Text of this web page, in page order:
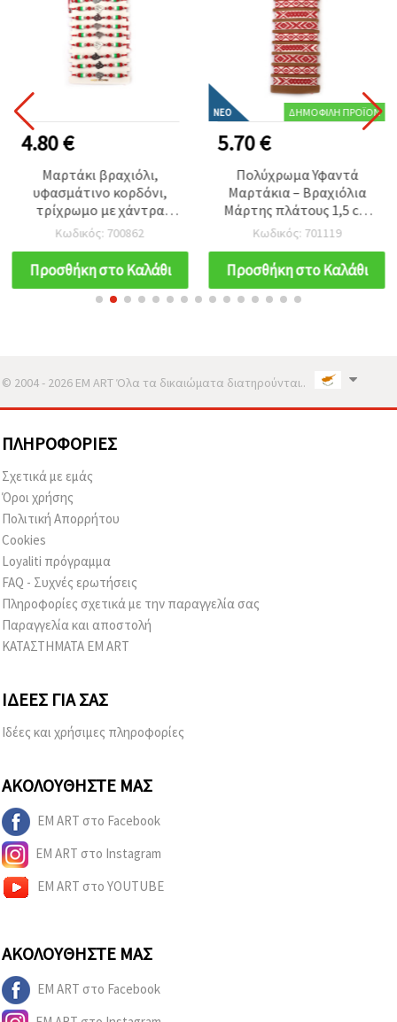
4.80 €
Μαρτάκι βραχιόλι,
υφασμάτινο κορδόνι,
τρίχρωμο με χάντρα
Fimo και ατσάλινο
μενταγιόν ρόδο - 12 τεμ.
Κωδικός: 700862
Προσθήκη στο Καλάθι
ΝΈΟ ΔΗΜΟΦΙΛΉ ΠΡΟΪΌΝ
5.70 €
Πολύχρωμα Υφαντά
Μαρτάκια – Βραχιόλια
Μάρτης πλάτους 1,5 cm
με Παραδοσιακό
Κέντημα – Όμορφα
Συμβολικά Αξεσουάρ, Σετ
12 ασόρτι
Κωδικός: 701119
Προσθήκη στο Καλάθι
© 2004 - 2026 EM ART Όλα τα δικαιώματα διατηρούνται..
ΠΛΗΡΟΦΟΡΊΕΣ
Σχετικά με εμάς
Όροι χρήσης
Πολιτική Απορρήτου
Cookies
Loyaliti πρόγραμμα
FAQ - Συχνές ερωτήσεις
Πληροφορίες σχετικά με την παραγγελία σας
Παραγγελία και αποστολή
ΚΑΤΑΣΤΗΜΑΤΑ EM ART
ΙΔΈΕΣ ΓΙΑ ΣΑΣ
Ιδέες και χρήσιμες πληροφορίες
ΑΚΟΛΟΥΘΉΣΤΕ ΜΑΣ
EM ART στο Facebook
EM ART στο Instagram
EM ART στο YOUTUBE
ΑΚΟΛΟΥΘΉΣΤΕ ΜΑΣ
EM ART στο Facebook